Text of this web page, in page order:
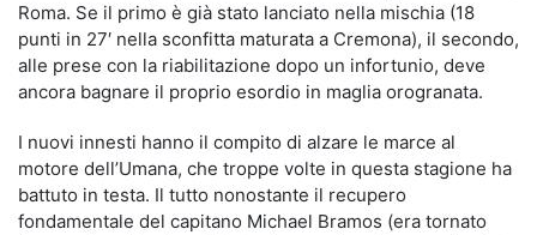
Roma. Se il primo è già stato lanciato nella mischia (18
punti in 27′ nella sconfitta maturata a Cremona), il secondo,
alle prese con la riabilitazione dopo un infortunio, deve
ancora bagnare il proprio esordio in maglia orogranata.
I nuovi innesti hanno il compito di alzare le marce al
motore dell’Umana, che troppe volte in questa stagione ha
battuto in testa. Il tutto nonostante il recupero
fondamentale del capitano Michael Bramos (era tornato